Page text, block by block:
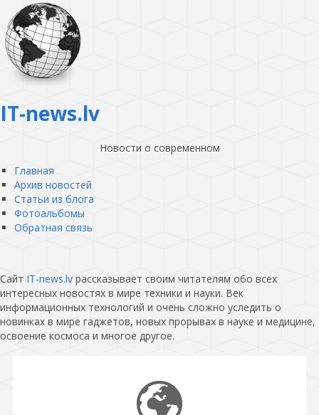
IT-news.lv
Новости о современном
Главная
Архив новостей
Статьи из блога
Фотоальбомы
Обратная связь
Сайт IT-news.lv рассказывает своим читателям обо всех
интересных новостях в мире техники и науки. Век
информационных технологий и очень сложно уследить о
новинках в мире гаджетов, новых прорывах в науке и медицине,
освоение космоса и многое другое.